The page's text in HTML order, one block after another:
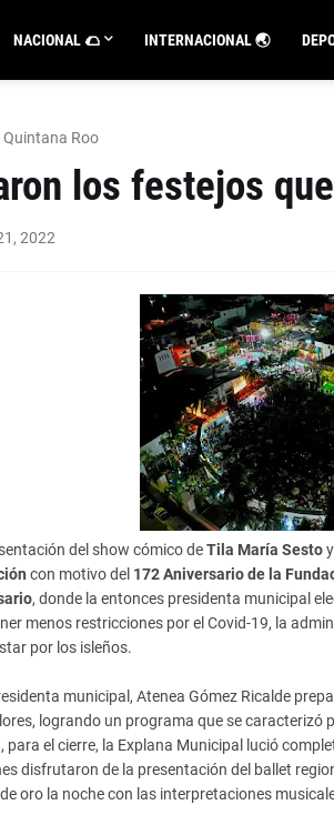
NACIONAL 🌮 INTERNACIONAL 🌏
Quintana Roo
los festejos
2022
del show cómico deTila María Sesto
con motivo del 172 Aniversario de la
, donde la entonces presidenta municipal
menos restricciones por el Covid-19, la
por los isleños.
municipal, Atenea Gómez Ricalde
logrando un programa que se
para el cierre, la Explana Municipal lució
disfrutaron de la presentación del ballet
oro la noche con las interpretaciones